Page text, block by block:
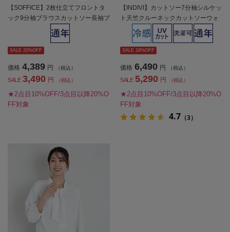
【SOFFICE】2枚仕立てフロントタ
ック9分袖ブラウスカットソー長袖プ
ルオーバーソフィーチェ消臭加工ウ
ォッシャブル通年【レディース】
SALE 20%OFF
価格 4,389 円 （税込）
SALE 3,490 円 （税込）
★2点目10%OFF/3点目以降20%O
FF対象
【INDIVI】カットソー7分袖シルケッ
ト天竺クルーネックカットソーウォ
ッシャブル無地通年【レディース】
SALE 18%OFF
価格 6,490 円 （税込）
SALE 5,290 円 （税込）
★2点目10%OFF/3点目以降20%O
FF対象
4.7 （3）